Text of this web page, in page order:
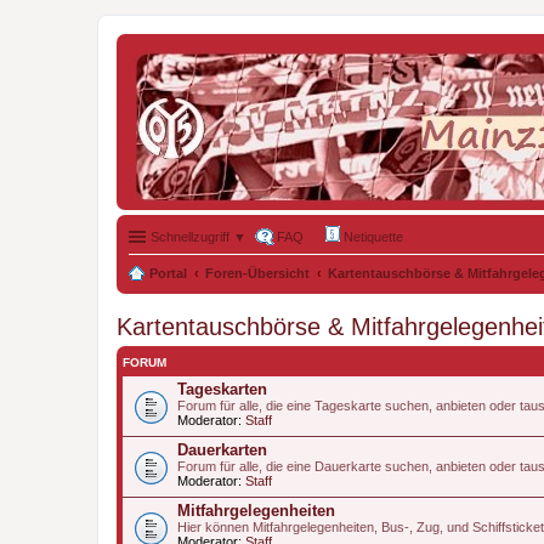
Schnellzugriff ▼ FAQ Netiquette
Portal Foren-Übersicht Kartentauschbörse &
Kartentauschbörse &
FORUM
Tageskarten
Forum für alle, die eine Tageskarte suchen, anbieten oder
Moderator: Staff
Dauerkarten
Forum für alle, die eine Dauerkarte suchen, anbieten oder
Moderator: Staff
Mitfahrgelegenheiten
Hier können Mitfahrgelegenheiten, Bus-, Zug, und